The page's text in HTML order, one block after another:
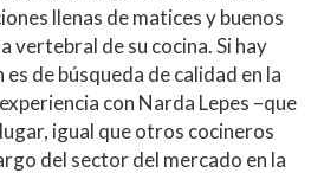
llenas de matices y buenos
vertebral de su cocina. Si hay
es de búsqueda de calidad en la
con Narda Lepes –que
igual que otros cocineros
del sector del mercado en la